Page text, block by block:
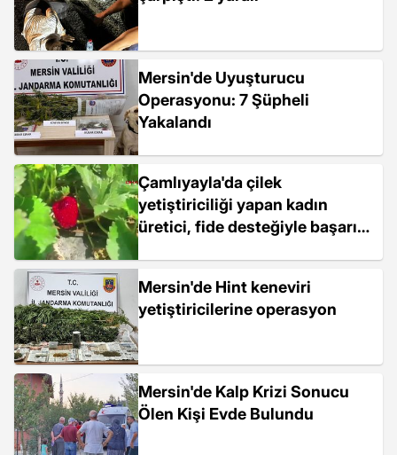
Mersin'de Uyuşturucu
Operasyonu: 7 Şüpheli
Yakalandı
Çamlıyayla'da çilek
yetiştiriciliği yapan kadın
üretici, fide desteğiyle başarıya
Mersin'de Hint keneviri
yetiştiricilerine operasyon
Mersin'de Kalp Krizi Sonucu
Ölen Kişi Evde Bulundu